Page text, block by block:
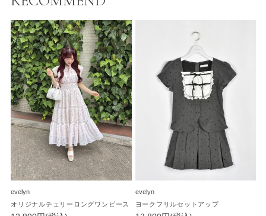
evelyn
オリジナルチェリーロングワンピース
evelyn
ヨークフリルセットアップ